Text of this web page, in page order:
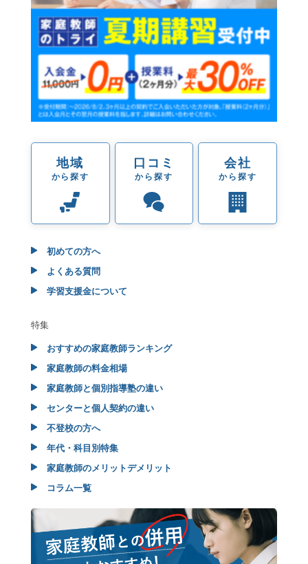
地域
から探す
口コミ
から探す
会社
から探す
初めての方へ
よくある質問
学習支援金について
特集
おすすめの家庭教師ランキング
家庭教師の料金相場
家庭教師と個別指導塾の違い
センターと個人契約の違い
不登校の方へ
年代・科目別特集
家庭教師のメリットデメリット
コラム一覧